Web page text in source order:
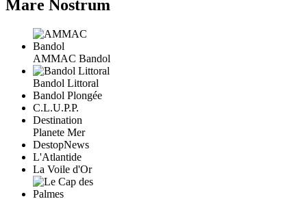
Mare Nostrum
AMMAC Bandol
Bandol Littoral
Bandol Plongée
C.L.U.P.P.
Destination
Planete Mer
DestopNews
L'Atlantide
La Voile d'Or